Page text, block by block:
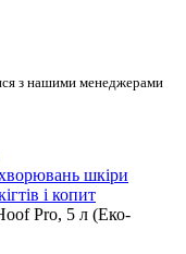
з нашими менеджерами
шкіри
і копит
Pro, 5 л (Еко-